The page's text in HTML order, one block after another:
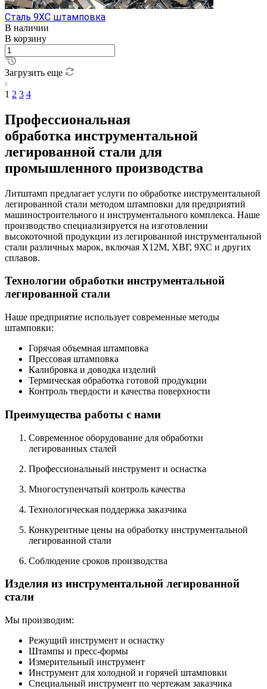
Сталь 9ХС штамповка
В наличии
В корзину
Загрузить еще
1 2 3 4
Профессиональная
обработка инструментальной
легированной стали для
промышленного производства
Литштамп предлагает услуги по обработке инструментальной
легированной стали методом штамповки для предприятий
машиностроительного и инструментального комплекса. Наше
производство специализируется на изготовлении
высокоточной продукции из легированной инструментальной
стали различных марок, включая Х12М, ХВГ, 9ХС и других
сплавов.
Технологии обработки инструментальной
легированной стали
Наше предприятие использует современные методы
штамповки:
Горячая объемная штамповка
Прессовая штамповка
Калибровка и доводка изделий
Термическая обработка готовой продукции
Контроль твердости и качества поверхности
Преимущества работы с нами
Современное оборудование для обработки
легированных сталей
Профессиональный инструмент и оснастка
Многоступенчатый контроль качества
Технологическая поддержка заказчика
Конкурентные цены на обработку инструментальной
легированной стали
Соблюдение сроков производства
Изделия из инструментальной легированной
стали
Мы производим:
Режущий инструмент и оснастку
Штампы и пресс-формы
Измерительный инструмент
Инструмент для холодной и горячей штамповки
Специальный инструмент по чертежам заказчика